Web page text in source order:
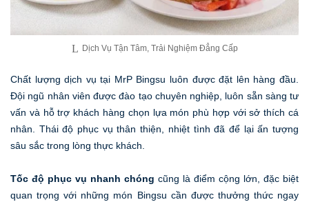
Dịch Vụ Tận Tâm, Trải Nghiệm Đẳng Cấp
Chất lượng dịch vụ tại MrP Bingsu luôn được đặt lên hàng đầu.
Đội ngũ nhân viên được đào tạo chuyên nghiệp, luôn sẵn sàng tư
vấn và hỗ trợ khách hàng chọn lựa món phù hợp với sở thích cá
nhân. Thái độ phục vụ thân thiện, nhiệt tình đã để lại ấn tượng
sâu sắc trong lòng thực khách.
Tốc độ phục vụ nhanh chóng cũng là điểm cộng lớn, đặc biệt
quan trọng với những món Bingsu cần được thưởng thức ngay